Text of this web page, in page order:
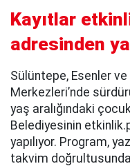
Kayıtlar
adresinden
Sülüntepe, Esenler
Merkezleri’nde
yaş aralığındaki
Belediyesinin
yapılıyor. Program,
takvim